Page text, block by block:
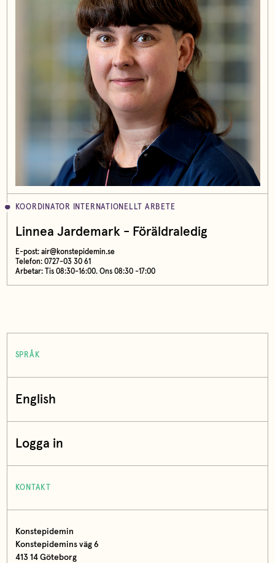
KOORDINATOR INTERNATIONELLT ARBETE
Linnea Jardemark - Föräldraledig
E-post: air@konstepidemin.se
Telefon: 0727-03 30 61
Arbetar: Tis 08:30-16:00. Ons 08:30 -17:00
SPRÅK
English
Logga in
KONTAKT
Konstepidemin
Konstepidemins väg 6
413 14 Göteborg